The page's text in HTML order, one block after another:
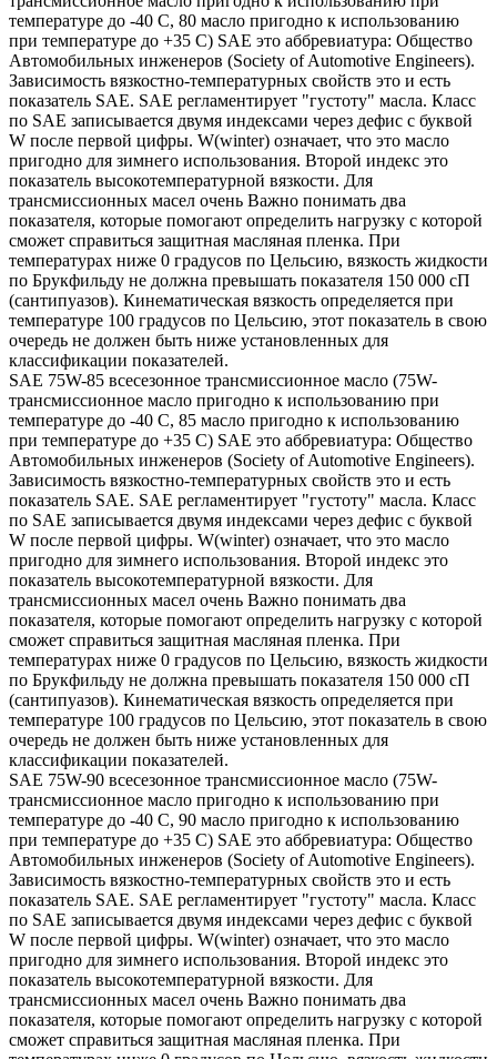
температуре до -40 С, 80 масло пригодно к использованию
при температуре до +35 С) SAE это аббревиатура: Общество
Автомобильных инженеров (Society of Automotive Engineers).
Зависимость вязкостно-температурных свойств это и есть
показатель SAE. SAE регламентирует "густоту" масла. Класс
по SAE записывается двумя индексами через дефис с буквой
W после первой цифры. W(winter) означает, что это масло
пригодно для зимнего использования. Второй индекс это
показатель высокотемпературной вязкости. Для
трансмиссионных масел очень Важно понимать два
показателя, которые помогают определить нагрузку с которой
сможет справиться защитная масляная пленка. При
температурах ниже 0 градусов по Цельсию, вязкость жидкости
по Брукфильду не должна превышать показателя 150 000 сП
(сантипуазов). Кинематическая вязкость определяется при
температуре 100 градусов по Цельсию, этот показатель в свою
очередь не должен быть ниже установленных для
классификации показателей.
SAE 75W-85 всесезонное трансмиссионное масло (75W-
трансмиссионное масло пригодно к использованию при
температуре до -40 С, 85 масло пригодно к использованию
при температуре до +35 С) SAE это аббревиатура: Общество
Автомобильных инженеров (Society of Automotive Engineers).
Зависимость вязкостно-температурных свойств это и есть
показатель SAE. SAE регламентирует "густоту" масла. Класс
по SAE записывается двумя индексами через дефис с буквой
W после первой цифры. W(winter) означает, что это масло
пригодно для зимнего использования. Второй индекс это
показатель высокотемпературной вязкости. Для
трансмиссионных масел очень Важно понимать два
показателя, которые помогают определить нагрузку с которой
сможет справиться защитная масляная пленка. При
температурах ниже 0 градусов по Цельсию, вязкость жидкости
по Брукфильду не должна превышать показателя 150 000 сП
(сантипуазов). Кинематическая вязкость определяется при
температуре 100 градусов по Цельсию, этот показатель в свою
очередь не должен быть ниже установленных для
классификации показателей.
SAE 75W-90 всесезонное трансмиссионное масло (75W-
трансмиссионное масло пригодно к использованию при
температуре до -40 С, 90 масло пригодно к использованию
при температуре до +35 С) SAE это аббревиатура: Общество
Автомобильных инженеров (Society of Automotive Engineers).
Зависимость вязкостно-температурных свойств это и есть
показатель SAE. SAE регламентирует "густоту" масла. Класс
по SAE записывается двумя индексами через дефис с буквой
W после первой цифры. W(winter) означает, что это масло
пригодно для зимнего использования. Второй индекс это
показатель высокотемпературной вязкости. Для
трансмиссионных масел очень Важно понимать два
показателя, которые помогают определить нагрузку с которой
сможет справиться защитная масляная пленка. При